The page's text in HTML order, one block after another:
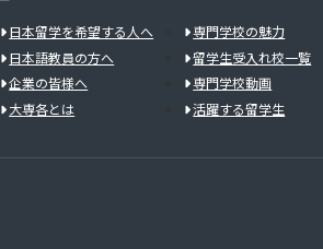
日本留学を希望する人へ
日本語教員の方へ
企業の皆様へ
大専各とは
専門学校の魅力
留学生受入れ校一覧
専門学校動画
活躍する留学生